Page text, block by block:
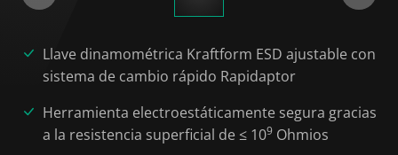
Llave dinamométrica Kraftform ESD ajustable con
sistema de cambio rápido Rapidaptor
Herramienta electroestáticamente segura gracias
a la resistencia superficial de ≤ 109 Ohmios